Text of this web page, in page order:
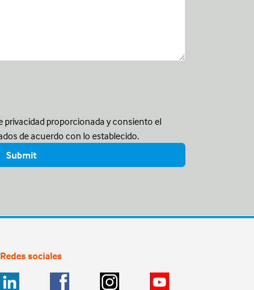
privacidad proporcionada y consiento el
de acuerdo con lo establecido.
Redes sociales